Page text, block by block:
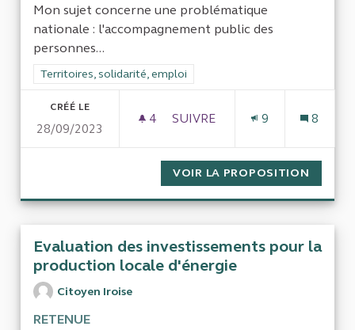
Mon sujet concerne une problématique
nationale : l'accompagnement public des
personnes...
Filtrer les résultats de la catégorie : Territoires, solidarité,
Territoires, solidarité, emploi
CRÉÉ LE
28/09/2023
4 4 ABONNÉS
SUIVRE
9 8
VOIR LA PROPOSITION
Evaluation des investissements pour la
production locale d'énergie
Citoyen Iroise
RETENUE